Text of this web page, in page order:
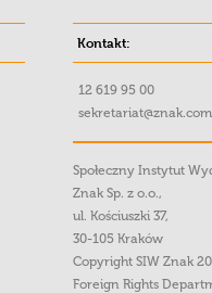
Kontakt:
12 619 95 00
Społeczny Instytut
Znak Sp. z o.o.,
ul. Kościuszki 37,
30-105 Kraków
Copyright SIW Znak
Foreign Rights